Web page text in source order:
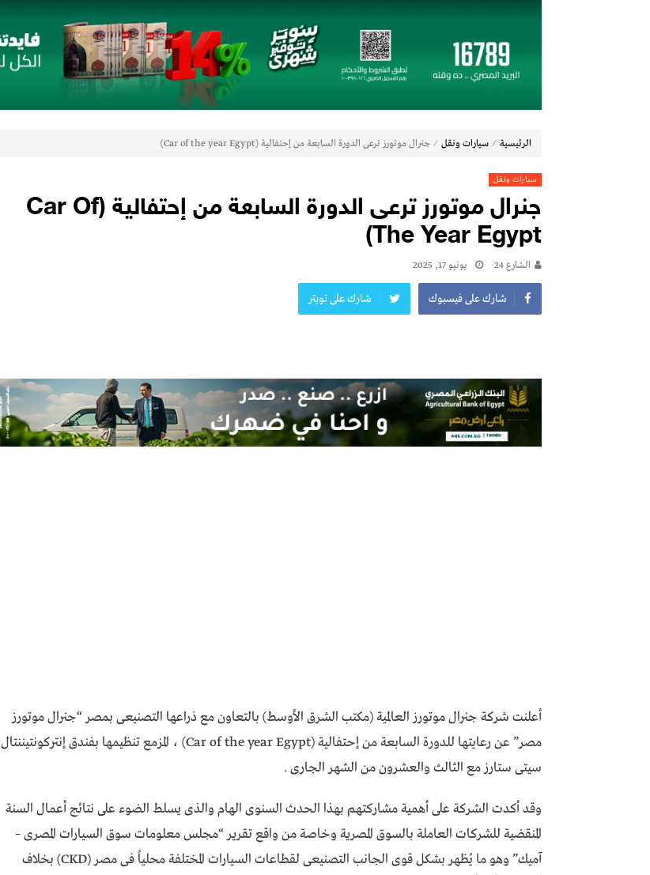
الأهرامات مقابر ملكية بامتياز.. والرد العلمي الشامل على أوهام “محطات الطاقة”
الخليج بين مطرقة الاستنزاف وسندان التحالفات الهشة
فيكسد مصر (FEDIS) وحلول تتشاركان في تطوير أول منصة للسياحة الصحية في مصر والشرق الأوسط وأفريقيا
جي آي جي مصر حياة تكافل تحقق أداءً مالياً استثنائياً خلال عام 2025 مع نمو قوي في جميع المؤشرات المالية الرئيسية
جي بي أوتو تستعد لإطلاق علامة iCAUR في السوق المصرية
الرئيسية ⁄ سيارات ونقل ⁄ جنرال موتورز ترعى الدورة السابعة من إحتفالية (Car of the year Egypt)
سيارات ونقل
جنرال موتورز ترعى الدورة السابعة من إحتفالية (Car Of
The Year Egypt)
الشارع 24 يونيو 17, 2025
شارك على فيسبوك شارك على تويتر
أعلنت شركة جنرال موتورز العالمية (مكتب الشرق الأوسط) بالتعاون مع ذراعها التصنيعى بمصر “جنرال موتورز
مصر” عن رعايتها للدورة السابعة من إحتفالية (Car of the year Egypt) ، المزمع تنظيمها بفندق إنتركونتيننتال
سيتى ستارز مع الثالث والعشرون من الشهر الجارى .
وقد أكدت الشركة على أهمية مشاركتهم بهذا الحدث السنوى الهام والذى يسلط الضوء على نتائج أعمال السنة
المنقضية للشركات العاملة بالسوق المصرية وخاصة من واقع تقرير “مجلس معلومات سوق السيارات المصرى –
آميك” وهو ما يُظهر بشكل قوى الجانب التصنيعى لقطاعات السيارات المختلفة محلياً فى مصر (CKD) بخلاف